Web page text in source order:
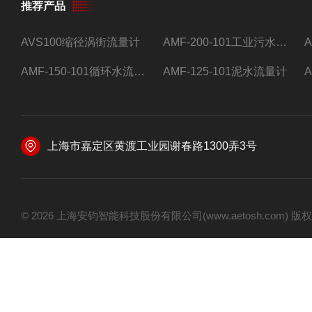
推荐产品
AVS100缩径涡街流量计 AMF-200-101工业污水流量计
AMF-150-101循环水流量计,电磁流量计 AMF-125-101泥水流量计
上海市嘉定区黄渡工业园谢春路1300弄3号
© 2026 上海安钧智能科技股份有限公司(www.aetosh.com)